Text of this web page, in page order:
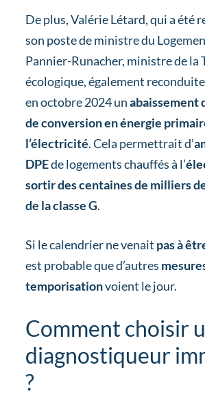
De plus, Valérie Létard, qui a été
son poste de ministre du
Pannier-Runacher, ministre de la
écologique, également
en octobre 2024 unabaissement
de conversion en énergie
l’électricité. Cela permettrait d’
DPEde logements chauffés à l’
sortir des centaines de milliers
de la classe G.
Si le calendrier ne venait pas à
est probable que d’autres
temporisationvoient le jour.
Comment choisir
diagnostiqueur
?